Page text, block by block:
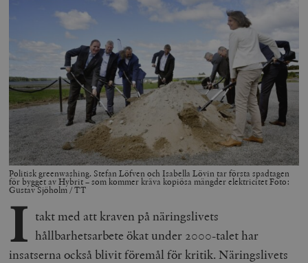
Politisk greenwashing. Stefan Löfven och Isabella Lövin tar första spadtagen
för bygget av Hybrit – som kommer krävakopiösa mängder elektricitet Foto:
Gustav Sjöholm / TT
I takt med att kraven på näringslivets
hållbarhetsarbete ökat under 2000-talet har
insatserna också blivit föremål för kritik. Näringslivets